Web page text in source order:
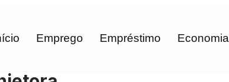
Emprego Empréstimo Economia